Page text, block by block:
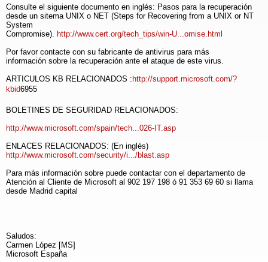
Consulte el siguiente documento en inglés: Pasos para la recuperación
desde un sitema UNIX o NET (Steps for Recovering from a UNIX or NT
System
Compromise). http://www.cert.org/tech_tips/win-U...omise.html
Por favor contacte con su fabricante de antivirus para más
información sobre la recuperación ante el ataque de este virus.
ARTICULOS KB RELACIONADOS : http://support.microsoft.com/?
kbid6955
BOLETINES DE SEGURIDAD RELACIONADOS:
http://www.microsoft.com/spain/tech...026-IT.asp
ENLACES RELACIONADOS: (En inglés)
http://www.microsoft.com/security/i.../blast.asp
Para más información sobre puede contactar con el departamento de
Atención al Cliente de Microsoft al 902 197 198 ó 91 353 69 60 si llama
desde Madrid capital
Saludos:
Carmen López [MS]
Microsoft España